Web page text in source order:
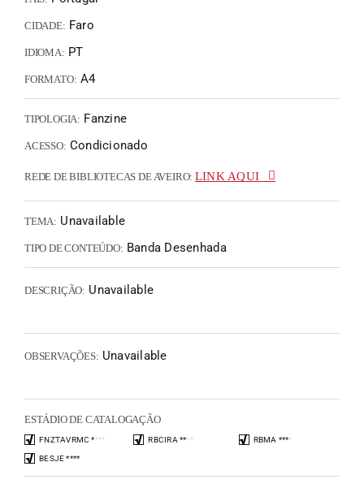
CIDADE: Faro
IDIOMA: PT
FORMATO: A4
TIPOLOGIA: Fanzine
ACESSO: Condicionado
REDE DE BIBLIOTECAS DE AVEIRO: LINK AQUI
TEMA: Unavailable
TIPO DE CONTEÚDO: Banda Desenhada
DESCRIÇÃO: Unavailable
OBSERVAÇÕES: Unavailable
ESTÁDIO DE CATALOGAÇÃO
FNZTAVRMC **** RBCIRA **** RBMA ****
BESJE ****